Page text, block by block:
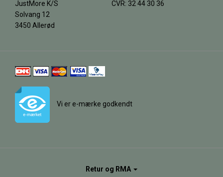
JustMore K/S
Solvang 12
3450 Allerød
CVR: 32 44 30 36
Vi er e-mærke godkendt
Retur og RMA